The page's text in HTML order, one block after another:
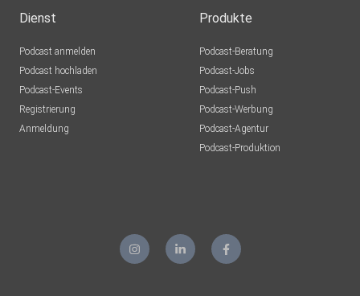
Dienst
Podcast anmelden
Podcast hochladen
Podcast-Events
Registrierung
Anmeldung
Produkte
Podcast-Beratung
Podcast-Jobs
Podcast-Push
Podcast-Werbung
Podcast-Agentur
Podcast-Produktion